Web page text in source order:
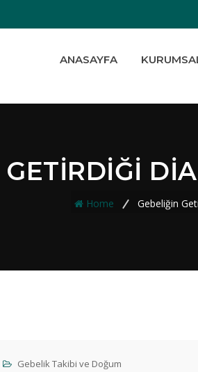
ANASAYFA
Home Gebeliğin
Gebelik Takibi ve Doğum